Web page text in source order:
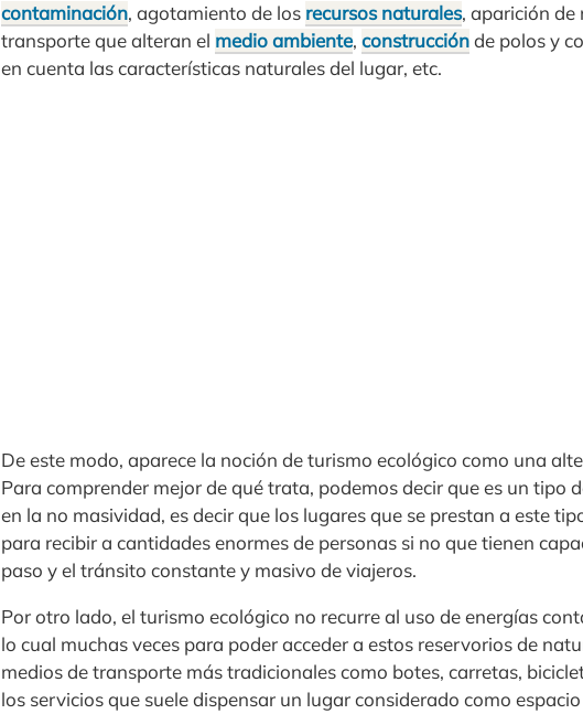
contaminación, agotamiento de los recursos naturales, aparición de
transporte que alteran el medio ambiente, construcciónde polos y
en cuenta las características naturales del lugar, etc.
De este modo, aparece la noción de turismo ecológico como una
Para comprender mejor de qué trata, podemos decir que es un tipo
en la no masividad, es decir que los lugares que se prestan a este
para recibir a cantidades enormes de personas si no que tienen
paso y el tránsito constante y masivo de viajeros.
Por otro lado, el turismo ecológico no recurre al uso de energías
lo cual muchas veces para poder acceder a estos reservorios de
medios de transporte más tradicionales como botes, carretas,
los servicios que suele dispensar un lugar considerado como